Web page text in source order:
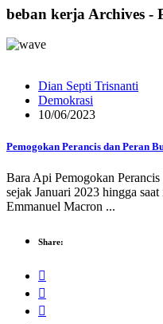
beban kerja Archives -
Dian Septi Trisnanti
Demokrasi
10/06/2023
Pemogokan Perancis dan Peran
Bara Api Pemogokan
sejak Januari 2023 hingga
Emmanuel Macron ...
Share: